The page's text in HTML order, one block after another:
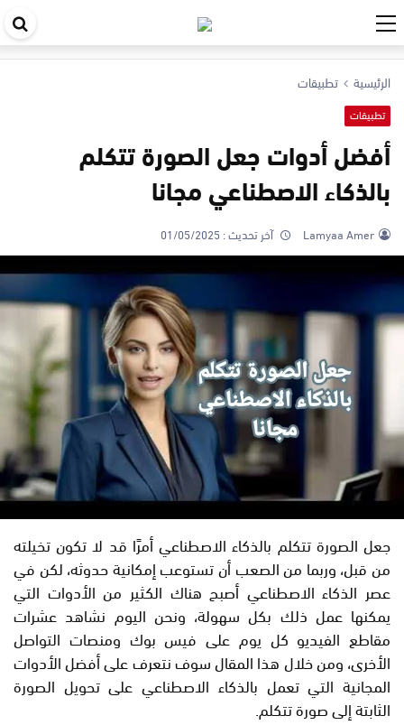
الرئيسية تطبيقات
تطبيقات
أفضل أدوات جعل الصورة تتكلم
بالذكاء الاصطناعي مجانا
Lamyaa Amer آخر تحديث : 01/05/2025
جعل الصورة تتكلم بالذكاء الاصطناعي أمرًا قد لا تكون تخيلته
من قبل، وربما من الصعب أن تستوعب إمكانية حدوثه، لكن في
عصر الذكاء الاصطناعي أصبح هناك الكثير من الأدوات التي
يمكنها عمل ذلك بكل سهولة، ونحن اليوم نشاهد عشرات
مقاطع الفيديو كل يوم على فيس بوك ومنصات التواصل
الأخرى، ومن خلال هذا المقال سوف نتعرف على أفضل الأدوات
المجانية التي تعمل بالذكاء الاصطناعي على تحويل الصورة
الثابتة إلى صورة تتكلم.